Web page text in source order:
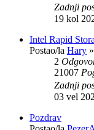
Zadnji
19 kol
Intel Rapid
Postao/la Hary »
2
21007
Zadnji
03 vel
Pozdrav